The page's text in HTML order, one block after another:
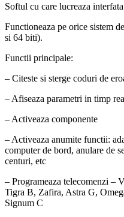
Softul cu care lucreaza
Functioneaza pe orice sistem
si 64 biti).
Functii principale:
– Citeste si sterge coduri de
– Afiseaza parametri in timp
– Activeaza componente
– Activeaza anumite functii:
computer de bord, anulare de
centuri, etc
– Programeaza telecomenzi –
Tigra B, Zafira, Astra G,
Signum C